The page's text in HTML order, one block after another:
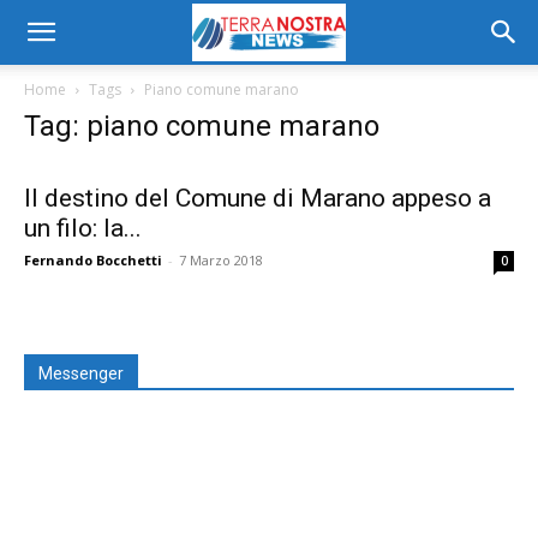
Home Tags Piano comune marano
Tag: piano comune marano
Il destino del Comune di Marano appeso a
un filo: la...
Fernando Bocchetti - 7 Marzo 2018 0
Messenger